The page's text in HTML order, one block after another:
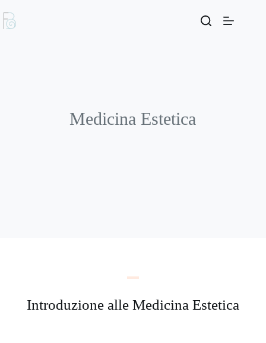
Medicina Estetica
Introduzione alle Medicina Estetica